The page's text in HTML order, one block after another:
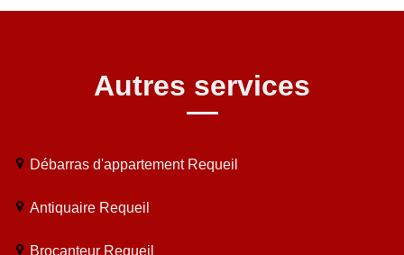
Autres services
Débarras d'appartement Requeil
Antiquaire Requeil
Brocanteur Requeil